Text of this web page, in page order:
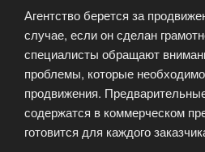
Агентство берется за
случае, если он сделан
специалисты обращают
проблемы, которые
продвижения.
содержатся в коммерческом
готовится для каждого